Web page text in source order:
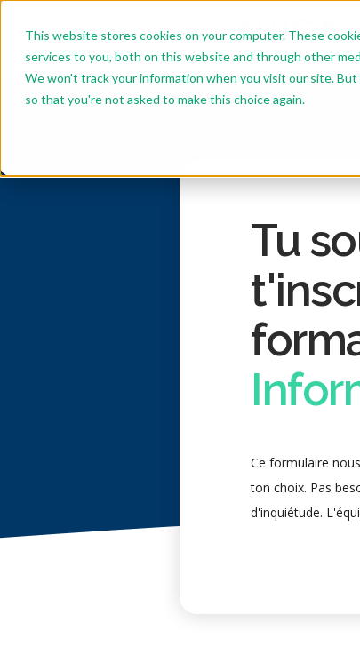
This website stores cookies on your computer. These
services to you, both on this website and through other
We won't track your information when you visit our site.
so that you're not asked to make this choice again.
Tu
Ce formulaire
ton choix. Pas
d'inquiétude.